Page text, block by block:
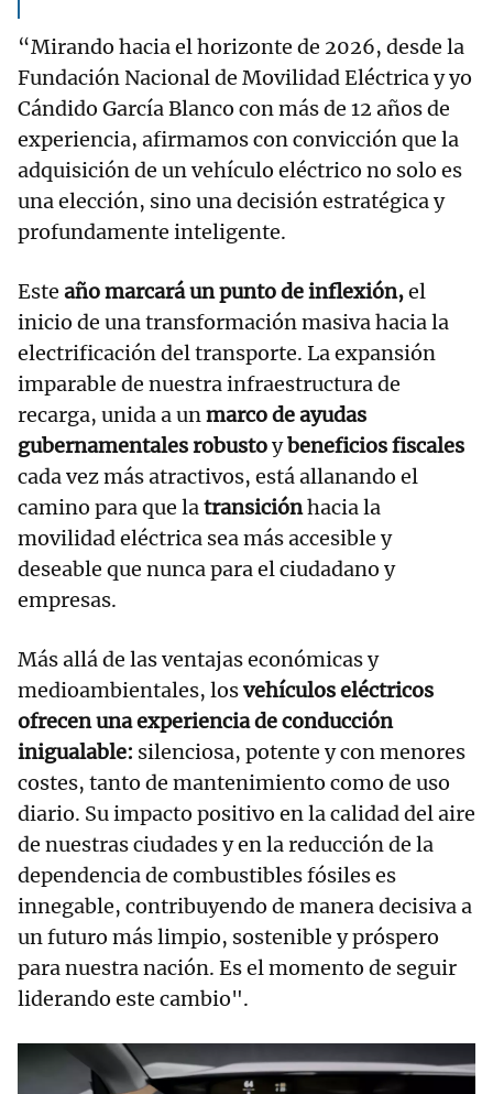
“Mirando hacia el horizonte de 2026, desde la
Fundación Nacional de Movilidad Eléctrica y yo
Cándido García Blanco con más de 12 años de
experiencia, afirmamos con convicción que la
adquisición de un vehículo eléctrico no solo es
una elección, sino una decisión estratégica y
profundamente inteligente.
Este año marcará un punto de inflexión,el
inicio de una transformación masiva hacia la
electrificación del transporte. La expansión
imparable de nuestra infraestructura de
recarga, unida a unmarco de ayudas
gubernamentales robustoybeneficios fiscales
cada vez más atractivos, está allanando el
camino para que latransiciónhacia la
movilidad eléctrica sea más accesible y
deseable que nunca para el ciudadano y
empresas.
Más allá de las ventajas económicas y
medioambientales, losvehículos eléctricos
ofrecen una experiencia de conducción
inigualable: silenciosa, potente y con menores
costes, tanto de mantenimiento como de uso
diario. Su impacto positivo en la calidad del aire
de nuestras ciudades y en la reducción de la
dependencia de combustibles fósiles es
innegable, contribuyendo de manera decisiva a
un futuro más limpio, sostenible y próspero
para nuestra nación. Es el momento de seguir
liderando este cambio".